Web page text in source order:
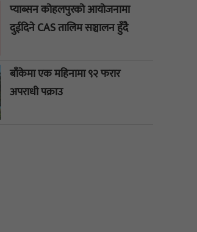
प्याब्सन कोहलपुरको आयोजनामा
दुईदिने CAS तालिम सञ्चालन हुँदै
बाँकेमा एक महिनामा ९२ फरार
अपराधी पक्राउ